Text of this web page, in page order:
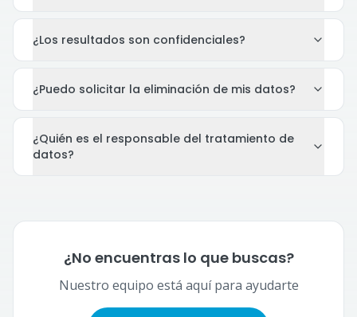
¿Los resultados son confidenciales?
¿Puedo solicitar la eliminación de mis datos?
¿Quién es el responsable del tratamiento de
datos?
¿No encuentras lo que buscas?
Nuestro equipo está aquí para ayudarte